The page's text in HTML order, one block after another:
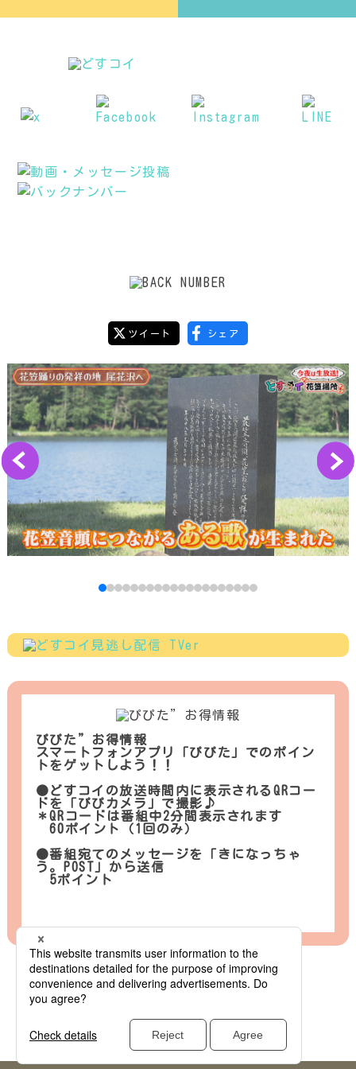
ツイート シェア
ぴぴた”お得情報
スマートフォンアプリ「ぴぴた」でのポイン
トをゲットしよう！！
●どすコイの放送時間内に表示されるQRコー
ドを「ぴぴカメラ」で撮影♪
＊QRコードは番組中2分間表示されます
60ポイント（1回のみ）
●番組宛てのメッセージを「きになっちゃ
う。POST」から送信
5ポイント